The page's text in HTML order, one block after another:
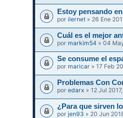
Estoy pensando
porilernet » 26 Ene
Cuál es el mejor
por markim54 » 04
Se consume el
por maricar » 17 Feb
Problemas Con
poredarx » 12 Jul
¿Para que sirven
porjen93 » 20 Jun